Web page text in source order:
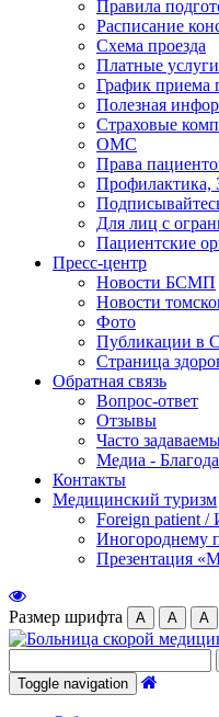
Правила
Расписание
Схема проезда
Платные услуги
График приема
Полезная
Страховые
ОМС
Права
Для лиц с
Пациентские
Пресс-центр
Новости БСМП
Новости
Фото
Публикации в
Страница
Обратная связь
Вопрос-ответ
Отзывы
Часто
Медиа -
Контакты
Медицинский туризм
Foreign patient /
Иногороднему
Презентация
Размер шрифта А А А
Toggle navigation